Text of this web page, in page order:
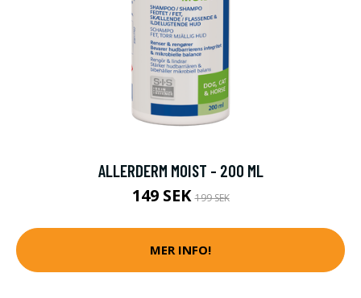
ALLERDERM MOIST - 200 ML
149 SEK199 SEK
MER INFO!